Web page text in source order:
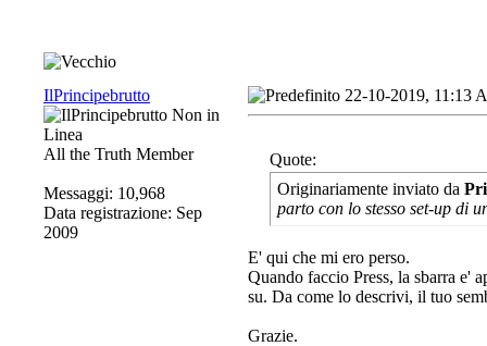
IlPrincipebrutto
All the Truth Member
Messaggi: 10,968
Data registrazione: Sep
2009
22-10-2019, 11:13
Quote:
Originariamente inviato da
parto con lo stesso set-up di
E' qui che mi ero perso.
Quando faccio Press, la sbarra e'
su. Da come lo descrivi, il tuo
Grazie.